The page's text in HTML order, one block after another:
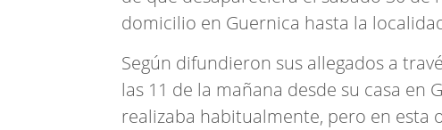
domicilio en Guernica hasta la
Según difundieron sus allegados a
las 11 de la mañana desde su casa
realizaba habitualmente, pero en esta